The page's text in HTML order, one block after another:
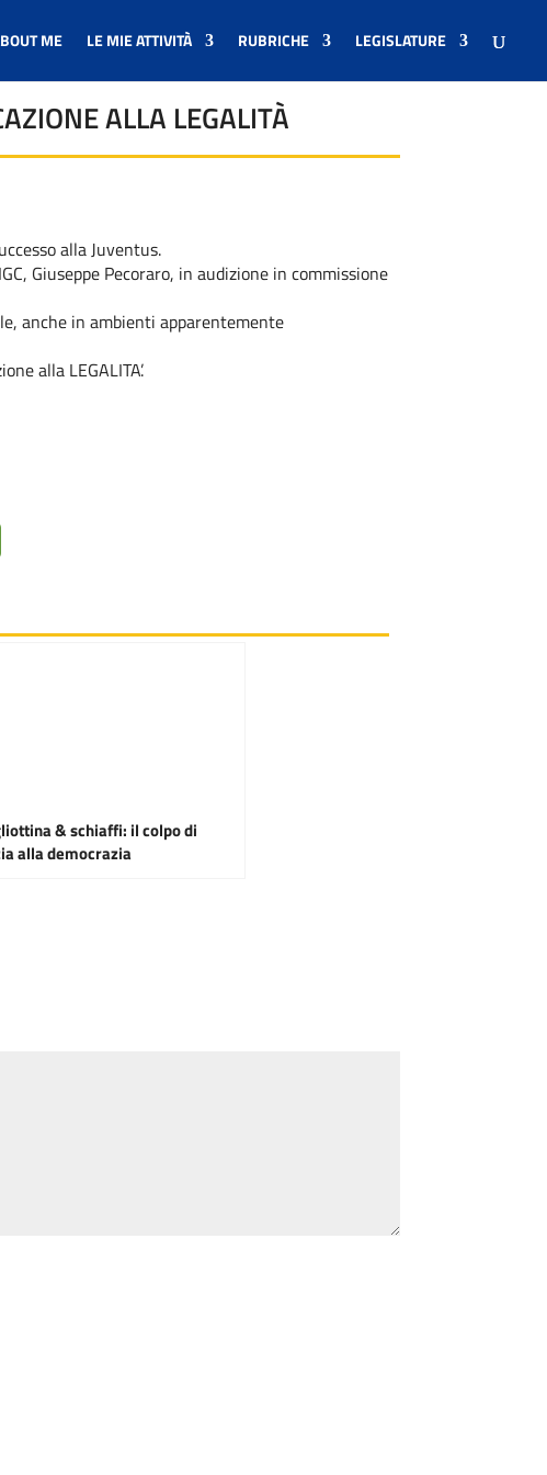
ME LE MIE ATTIVITÀ RUBRICHE LEGISLATURE
ALLA LEGALITÀ
alla Juventus.
Giuseppe Pecoraro, in audizione in commissione
anche in ambienti apparentemente
alla LEGALITA’.
& schiaffi: il colpo di
alla democrazia